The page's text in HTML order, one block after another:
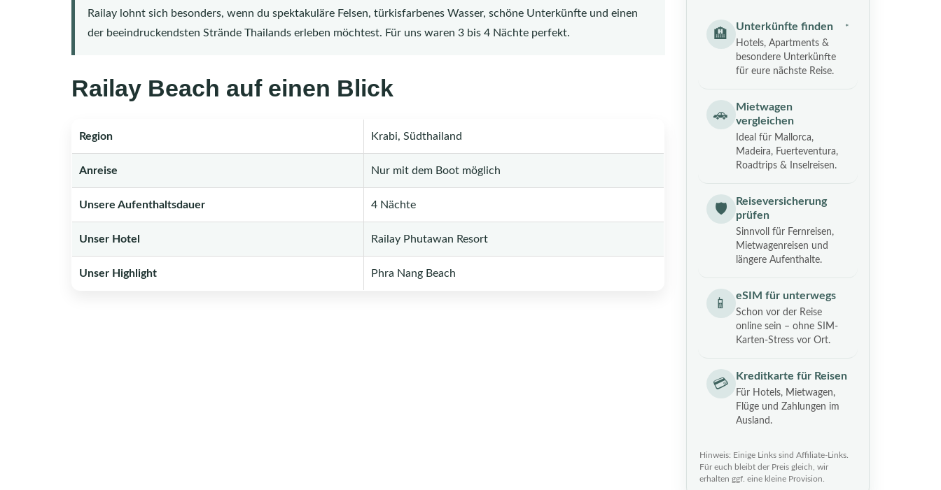
Railay lohnt sich besonders, wenn du spektakuläre Felsen, türkisfarbenes Wasser, schöne Unterkünfte und einen
der beeindruckendsten Strände Thailands erleben möchtest. Für uns waren 3 bis 4 Nächte perfekt.
Railay Beach auf einen Blick
Region Krabi, Südthailand
Anreise Nur mit dem Boot möglich
Unsere Aufenthaltsdauer 4 Nächte
Unser Hotel Railay Phutawan Resort
Unser Highlight Phra Nang Beach
🏨
Unterkünfte finden
Hotels, Apartments &
besondere Unterkünfte
für eure nächste Reise.
🚗
Mietwagen
vergleichen
Ideal für Mallorca,
Madeira, Fuerteventura,
Roadtrips & Inselreisen.
🛡️
Reiseversicherung
prüfen
Sinnvoll für Fernreisen,
Mietwagenreisen und
längere Aufenthalte.
📱
eSIM für unterwegs
Schon vor der Reise
online sein – ohne SIM-
Karten-Stress vor Ort.
💳
Kreditkarte für Reisen
Für Hotels, Mietwagen,
Flüge und Zahlungen im
Ausland.
Hinweis: Einige Links sind Affiliate-Links.
Für euch bleibt der Preis gleich, wir
erhalten ggf. eine kleine Provision.